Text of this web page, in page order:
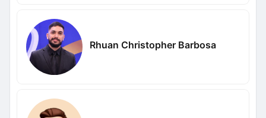
Rhuan Christopher Barbosa